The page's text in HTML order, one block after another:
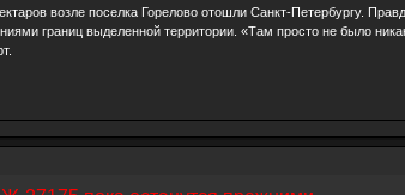
возле поселка Горелово отошли Санкт-Петербургу.
границ выделенной территории. «Там просто не было